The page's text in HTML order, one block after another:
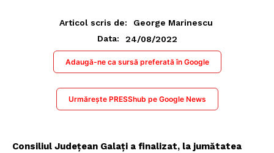
Articol scris de:
George Marinescu
Data:
24/08/2022
Adaugă-ne ca sursă preferată în Google
Urmărește PRESShub pe Google News
Consiliul Județean Galați a finalizat, la jumătatea